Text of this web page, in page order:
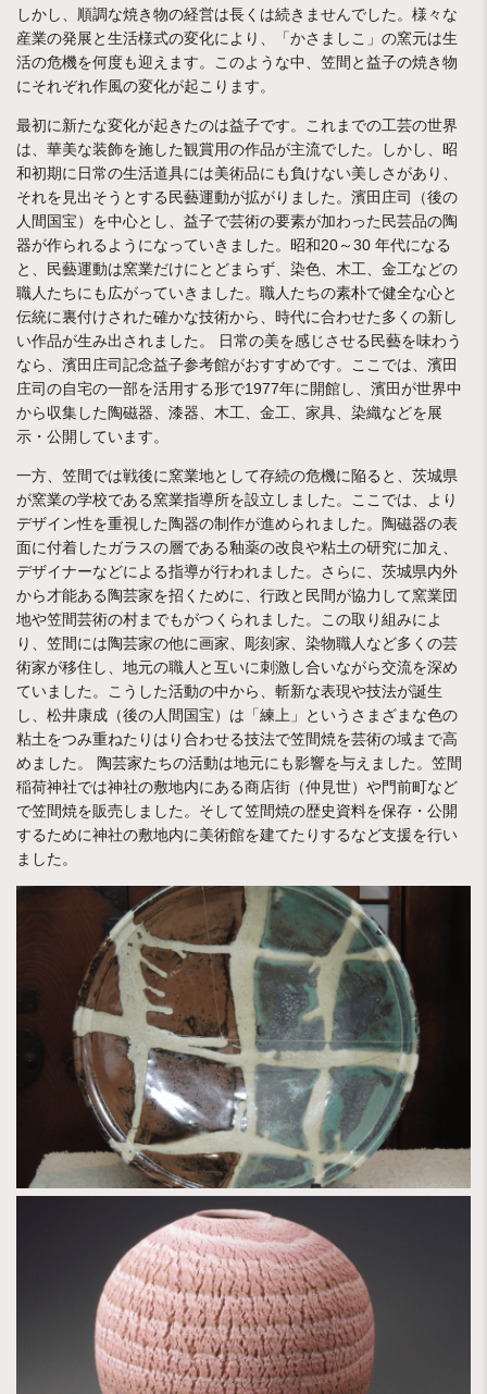
しかし、順調な焼き物の経営は長くは続きませんでした。様々な
産業の発展と生活様式の変化により、「かさましこ」の窯元は生
活の危機を何度も迎えます。このような中、笠間と益子の焼き物
にそれぞれ作風の変化が起こります。
最初に新たな変化が起きたのは益子です。これまでの工芸の世界
は、華美な装飾を施した観賞用の作品が主流でした。しかし、昭
和初期に日常の生活道具には美術品にも負けない美しさがあり、
それを見出そうとする民藝運動が拡がりました。濱田庄司（後の
人間国宝）を中心とし、益子で芸術の要素が加わった民芸品の陶
器が作られるようになっていきました。昭和20～30 年代になる
と、民藝運動は窯業だけにとどまらず、染色、木工、金工などの
職人たちにも広がっていきました。職人たちの素朴で健全な心と
伝統に裏付けされた確かな技術から、時代に合わせた多くの新し
い作品が生み出されました。 日常の美を感じさせる民藝を味わう
なら、濱田庄司記念益子参考館がおすすめです。ここでは、濱田
庄司の自宅の一部を活用する形で1977年に開館し、濱田が世界中
から収集した陶磁器、漆器、木工、金工、家具、染織などを展
示・公開しています。
一方、笠間では戦後に窯業地として存続の危機に陥ると、茨城県
が窯業の学校である窯業指導所を設立しました。ここでは、より
デザイン性を重視した陶器の制作が進められました。陶磁器の表
面に付着したガラスの層である釉薬の改良や粘土の研究に加え、
デザイナーなどによる指導が行われました。さらに、茨城県内外
から才能ある陶芸家を招くために、行政と民間が協力して窯業団
地や笠間芸術の村までもがつくられました。この取り組みによ
り、笠間には陶芸家の他に画家、彫刻家、染物職人など多くの芸
術家が移住し、地元の職人と互いに刺激し合いながら交流を深め
ていました。こうした活動の中から、斬新な表現や技法が誕生
し、松井康成（後の人間国宝）は「練上」というさまざまな色の
粘土をつみ重ねたりはり合わせる技法で笠間焼を芸術の域まで高
めました。 陶芸家たちの活動は地元にも影響を与えました。笠間
稲荷神社では神社の敷地内にある商店街（仲見世）や門前町など
で笠間焼を販売しました。そして笠間焼の歴史資料を保存・公開
するために神社の敷地内に美術館を建てたりするなど支援を行い
ました。